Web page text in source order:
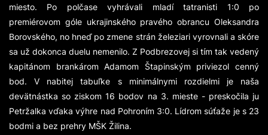
miesto. Po polčase vyhrávali mladí tatranisti 1:0 po
premiérovom góle ukrajinského pravého obrancu Oleksandra
Borovského, no hneď po zmene strán železiari vyrovnali a skóre
sa už dokonca duelu nemenilo. Z Podbrezovej si tím tak vedený
kapitánom brankárom Adamom Štapinským priviezol cenný
bod. V nabitej tabuľke s minimálnymi rozdielmi je naša
devätnástka so ziskom 16 bodov na 3. mieste - preskočila ju
Petržalka vďaka výhre nad Pohroním 3:0. Lídrom súťaže je s 23
bodmi a bez prehry MŠK Žilina.